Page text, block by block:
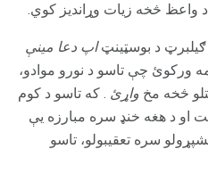
واعظ څخه زیات وړاندیز کوي.
ګیلبرټ د بوسټینټاپ دعا مینې
ورکوئ چې تاسو د نورو موادو،
څخه مخ واړئ . که تاسو د کوم
او د هغه خنډ سره مبارزه یې
سره تعقیبولو، تاسو